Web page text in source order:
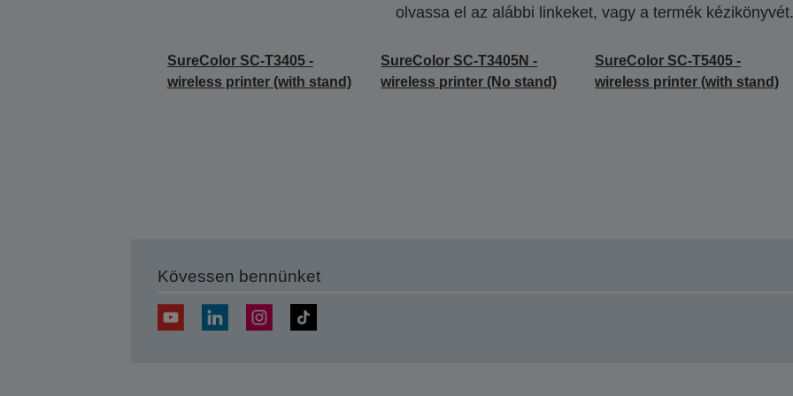
olvassa el az alábbi linkeket, vagy a termék kézikönyvét.
SureColor SC-T3405 -
wireless printer (with stand)
SureColor SC-T3405N -
wireless printer (No stand)
SureColor SC-T5405 -
wireless printer (with stand)
Kövessen bennünket